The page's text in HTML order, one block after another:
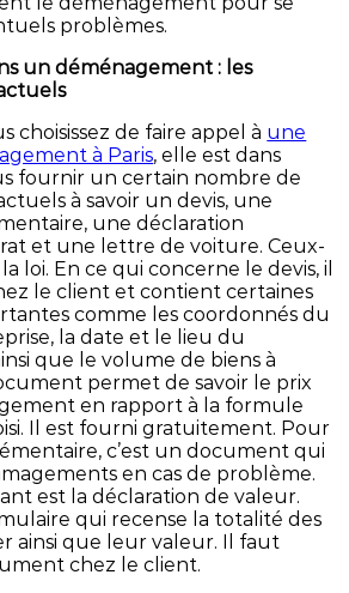
problèmes.
un déménagement : les
choisissez de faire appel à une
à Paris, elle est dans
fournir un certain nombre de
à savoir un devis, une
une déclaration
et une lettre de voiture. Ceux-
loi. En ce qui concerne le devis, il
le client et contient certaines
comme les coordonnés du
la date et le lieu du
que le volume de biens à
permet de savoir le prix
en rapport à la formule
Il est fourni gratuitement. Pour
c’est un document qui
en cas de problème.
est la déclaration de valeur.
qui recense la totalité des
ainsi que leur valeur. Il faut
chez le client.